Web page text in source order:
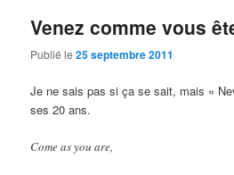
Venez comme vous
Publié le25 septembre 2011
Je ne sais pas si ça se sait, mais «
ses 20 ans.
Come as you are,